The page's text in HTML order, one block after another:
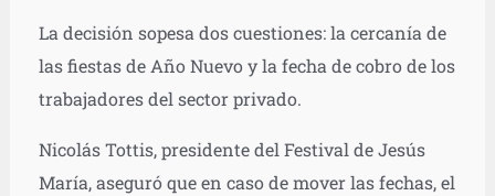
La decisión sopesa dos cuestiones: la cercanía de
las fiestas de Año Nuevo y la fecha de cobro de los
trabajadores del sector privado.
Nicolás Tottis, presidente del Festival de Jesús
María, aseguró que en caso de mover las fechas, el